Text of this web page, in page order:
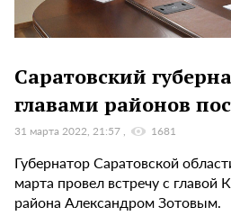
Саратовский
главами районов
31 марта 2022, 21:57 1681
Губернатор Саратовской
марта провел встречу с главой
района Александром Зотовым.